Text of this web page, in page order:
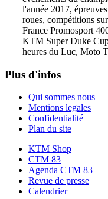
l'année 2017,
roues, compétitions
France Promosport
KTM Super Duke
heures du Luc, Moto
Plus d'infos
Qui sommes nous
Mentions legales
Confidentialité
Plan du site
KTM Shop
CTM 83
Agenda CTM 83
Revue de presse
Calendrier